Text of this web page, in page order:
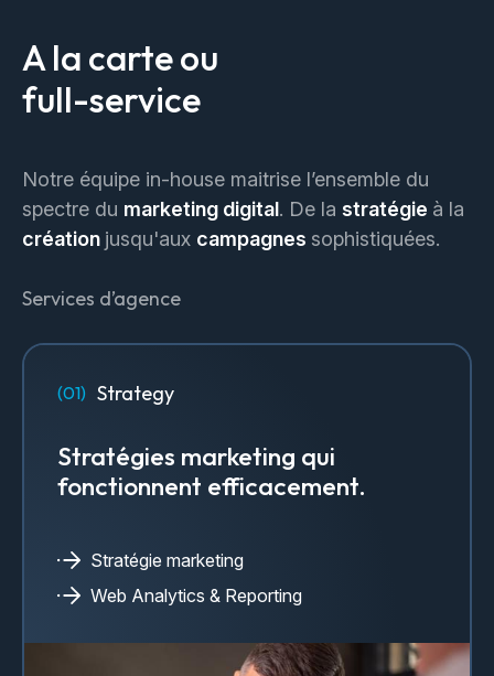
A la carte ou
full-service
Services d’agence
Notre équipe in-house maitrise l’ensemble du
spectre du marketing digital. De la stratégie à la
création jusqu'aux campagnes sophistiquées.
Strategy
Stratégies marketing qui
fonctionnent efficacement.
Stratégie marketing
Web Analytics & Reporting